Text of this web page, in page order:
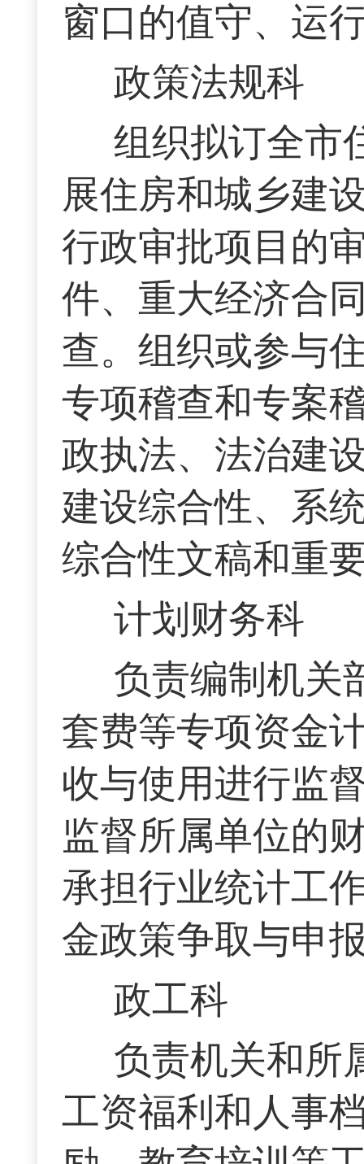
窗口的值守、运
政策法规科
组织拟订全市
展住房和城乡建
行政审批项目的
件、重大经济合
查。组织或参与
专项稽查和专案
政执法、法治建
建设综合性、系
综合性文稿和重
计划财务科
负责编制机关
套费等专项资金
收与使用进行监
监督所属单位的
承担行业统计工
金政策争取与申
政工科
负责机关和所
工资福利和人事